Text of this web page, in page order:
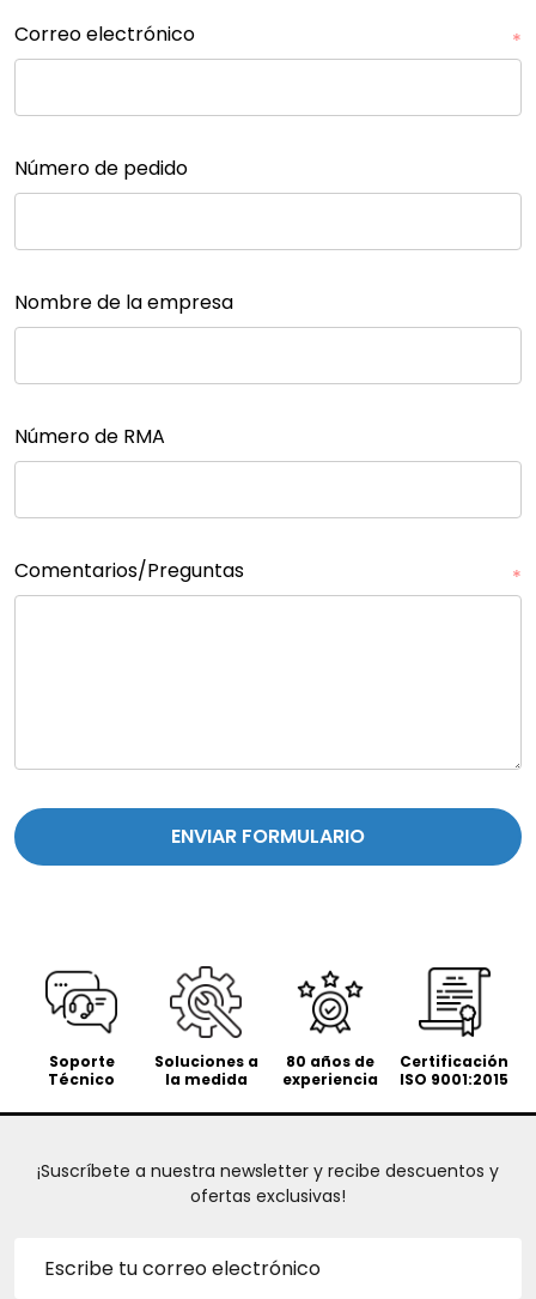
Correo electrónico *
Número de pedido
Nombre de la empresa
Número de RMA
Comentarios/Preguntas *
Soporte
Técnico
Soluciones a
la medida
80 años de
experiencia
Certificación
ISO 9001:2015
¡Suscríbete a nuestra newsletter y recibe descuentos y
ofertas exclusivas!